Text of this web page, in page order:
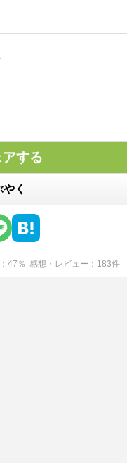
する
く
47 ％ 感想・レビュー 183件